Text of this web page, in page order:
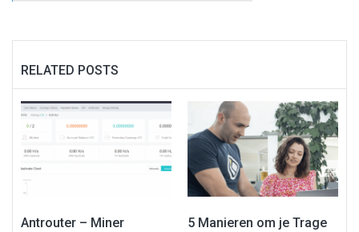
RELATED POSTS
Antrouter – Miner
5 Manieren om je Trage